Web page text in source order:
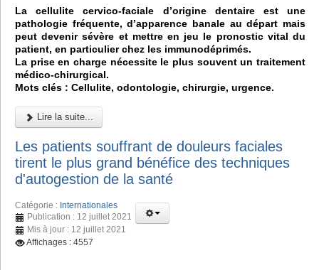
La cellulite cervico-faciale d’origine dentaire est une
pathologie fréquente, d’apparence banale au départ mais
peut devenir sévère et mettre en jeu le pronostic vital du
patient, en particulier chez les immunodéprimés.
La prise en charge nécessite le plus souvent un traitement
médico-chirurgical.
Mots clés : Cellulite, odontologie, chirurgie, urgence.
Lire la suite...
Les patients souffrant de douleurs faciales
tirent le plus grand bénéfice des techniques
d'autogestion de la santé
Catégorie : Internationales
Publication : 12 juillet 2021
Mis à jour : 12 juillet 2021
Affichages : 4557